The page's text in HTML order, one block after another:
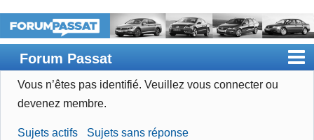
Forum Passat
Accueil
Vous n’êtes pas identifié. Veuillez vous connecter ou
devenez membre.
Sujets actifs Sujets sans réponse